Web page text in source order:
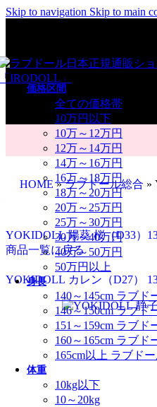
Skip to navigation Skip to main
価格区間
全ての価格帯
10万円以下
10万～12万円
12万～14万円
14万～16万円
16万～18万円
18万～20万円
20万～25万円
25万～30万円
30万～40万円
40万～50万円
50万円以上
身長
140～145cm ラブド
146～150cm ラブド
151～159cm ラブド
160～165cm ラブド
165cm以上 ラブド
体重
10kg以下
10～20kg
HOME»ラブドール総合 »
YOKIDOLL 陽葵 桜（D33）
商品一覧に戻る
YOKIDOLL カレン（D27）